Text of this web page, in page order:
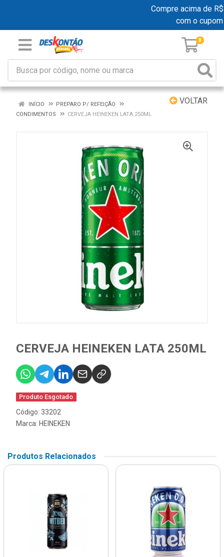
Compre acima de
com o cupom
0
VOLTAR
INÍCIO
PREPARO P/ REFEIÇÃO
CONDIMENTOS
CERVEJA HEINEKEN LATA 250ML
CERVEJA HEINEKEN LATA 250ML
Produto Esgotado
Código: 33202
Marca: HEINEKEN
Produtos Relacionados